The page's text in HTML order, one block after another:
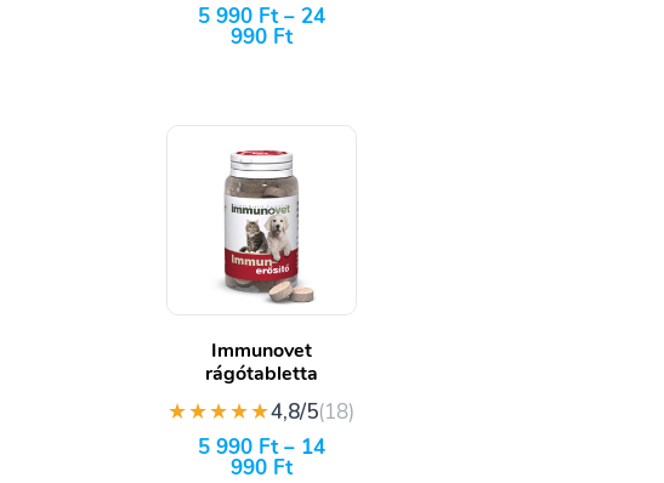
5 990 Ft– 24
990 Ft
Immunovet
rágótabletta
★★★★★4,8/5(18)
5 990 Ft– 14
990 Ft